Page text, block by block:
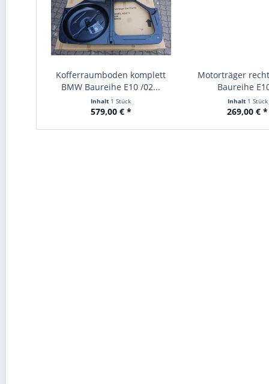
Kofferraumboden komplett
BMW Baureihe E10 /02...
Inhalt 1 Stück
579,00 € *
Motorträger
Baureihe
Inhalt 1 Stück
269,00 € *